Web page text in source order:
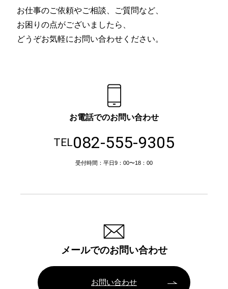
お仕事のご依頼やご相談、ご質問など、
お困りの点がございましたら、
どうぞお気軽にお問い合わせください。
お電話でのお問い合わせ
TEL082-555-9305
受付時間：平日9：00〜18：00
メールでのお問い合わせ
お問い合わせ